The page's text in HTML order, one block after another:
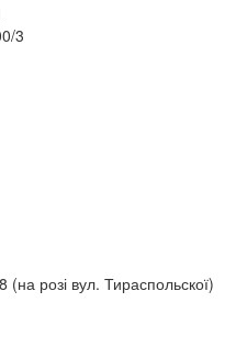
3
(на розі вул. Тираспольскої)